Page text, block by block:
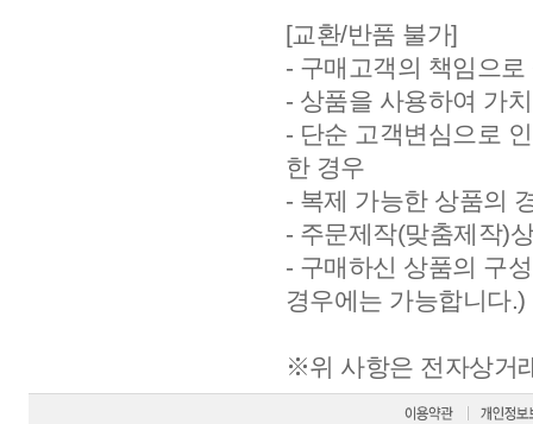
[교환/반품 불가]
- 구매고객의 책임으
- 상품을 사용하여 가
- 단순 고객변심으로
한 경우
- 복제 가능한 상품의
- 주문제작(맞춤제작)
- 구매하신 상품의 구
경우에는 가능합니다.)
※위 사항은 전자상거